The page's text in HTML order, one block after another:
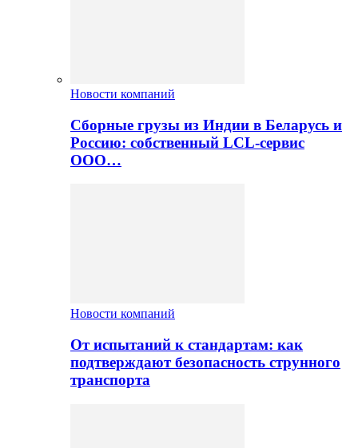
Новости компаний
Сборные грузы из Индии в Беларусь и
Россию: собственный LCL-сервис
ООО…
Новости компаний
От испытаний к стандартам: как
подтверждают безопасность струнного
транспорта